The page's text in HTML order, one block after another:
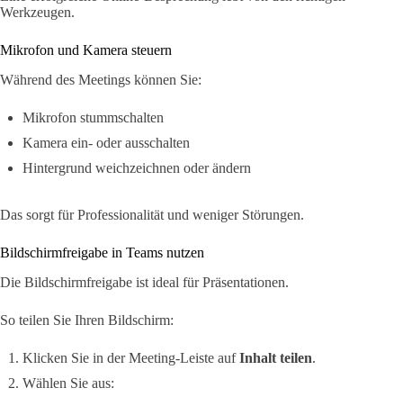
Werkzeugen.
Mikrofon und Kamera steuern
Während des Meetings können Sie:
Mikrofon stummschalten
Kamera ein- oder ausschalten
Hintergrund weichzeichnen oder ändern
Das sorgt für Professionalität und weniger Störungen.
Bildschirmfreigabe in Teams nutzen
Die Bildschirmfreigabe ist ideal für Präsentationen.
So teilen Sie Ihren Bildschirm:
Klicken Sie in der Meeting-Leiste aufInhalt teilen.
Wählen Sie aus: